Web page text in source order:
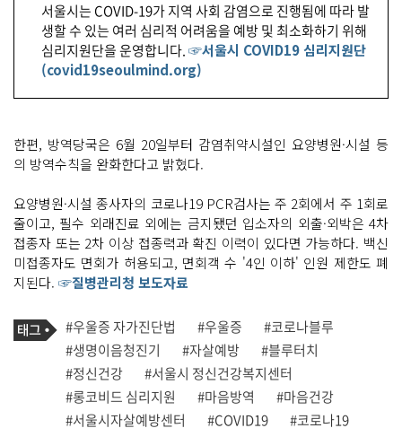
서울시는 COVID-19가 지역 사회 감염으로 진행됨에 따라 발
생할 수 있는 여러 심리적 어려움을 예방 및 최소화하기 위해
심리지원단을 운영합니다.☞서울시 COVID19 심리지원단
(covid19seoulmind.org)
한편, 방역당국은 6월 20일부터 감염취약시설인 요양병원·시설 등
의 방역수칙을 완화한다고 밝혔다.
요양병원·시설 종사자의 코로나19 PCR검사는 주 2회에서 주 1회로
줄이고, 필수 외래진료 외에는 금지됐던 입소자의 외출·외박은 4차
접종자 또는 2차 이상 접종력과 확진 이력이 있다면 가능하다. 백신
미접종자도 면회가 허용되고, 면회객 수 '4인 이하' 인원 제한도 폐
지된다. ☞질병관리청 보도자료
기
사
관
련
태
그
태
그
#우울증 자가진단법 #우울증
#코로나블루
#생명이음청진기
#자살예방
#블루터치
#정신건강
#서울시 정신건강복지센터
#롱코비드 심리지원
#마음방역
#마음건강
#서울시자살예방센터
#COVID19
#코로나19